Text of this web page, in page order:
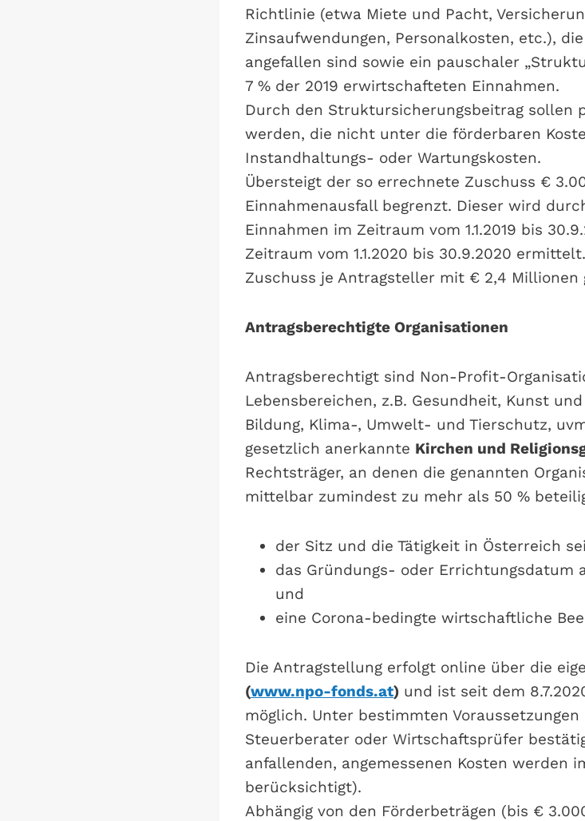
Richtlinie (etwa Miete und Pacht,
Zinsaufwendungen, Personalkosten, etc.),
angefallen sind sowie ein pauschaler
7 % der 2019 erwirtschafteten Einnahmen.
Durch den Struktursicherungsbeitrag sollen
werden, die nicht unter die förderbaren
Instandhaltungs- oder Wartungskosten.
Übersteigt der so errechnete Zuschuss €
Einnahmenausfall begrenzt. Dieser wird
Einnahmen im Zeitraum vom 1.1.2019 bis
Zeitraum vom 1.1.2020 bis 30.9.2020
Zuschuss je Antragsteller mit € 2,4 Millionen
Antragsberechtigte Organisationen
Antragsberechtigt sind Non-Profit-
Lebensbereichen, z.B. Gesundheit, Kunst
Bildung, Klima-, Umwelt- und Tierschutz,
gesetzlich anerkannte Kirchen und
Rechtsträger, an denen die genannten
mittelbar zumindest zu mehr als 50 %
der Sitz und die Tätigkeit in Österreich
das Gründungs- oder Errichtungsdatum
und
eine Corona-bedingte wirtschaftliche
Die Antragstellung erfolgt online über die
(www.npo-fonds.at) und ist seit dem
möglich. Unter bestimmten
Steuerberater oder Wirtschaftsprüfer
anfallenden, angemessenen Kosten werden
berücksichtigt).
Abhängig von den Förderbeträgen (bis €